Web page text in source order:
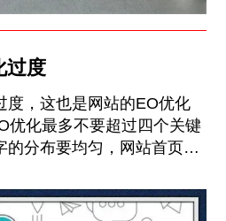
过度
度，这也是网站的EO优化
优化最多不要超过四个关键
的分布要均匀，网站首页关
下的顺序进行分布，这样
及判断网站的重点内容。